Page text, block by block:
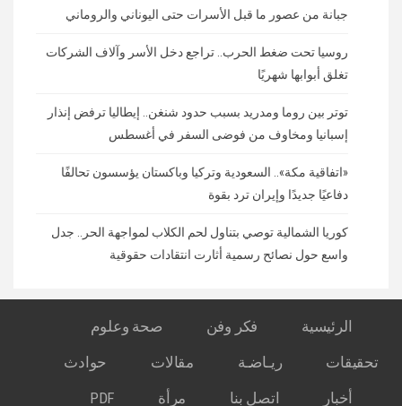
جبانة من عصور ما قبل الأسرات حتى اليوناني والروماني
روسيا تحت ضغط الحرب.. تراجع دخل الأسر وآلاف الشركات
تغلق أبوابها شهريًا
توتر بين روما ومدريد بسبب حدود شنغن.. إيطاليا ترفض إنذار
إسبانيا ومخاوف من فوضى السفر في أغسطس
«اتفاقية مكة».. السعودية وتركيا وباكستان يؤسسون تحالفًا
دفاعيًا جديدًا وإيران ترد بقوة
كوريا الشمالية توصي بتناول لحم الكلاب لمواجهة الحر.. جدل
واسع حول نصائح رسمية أثارت انتقادات حقوقية
الرئيسية فكر وفن
صحة وعلوم
تحقيقات
ريـاضـة مقالات
حوادث
أخبار
اتصل بنا مرأة PDF